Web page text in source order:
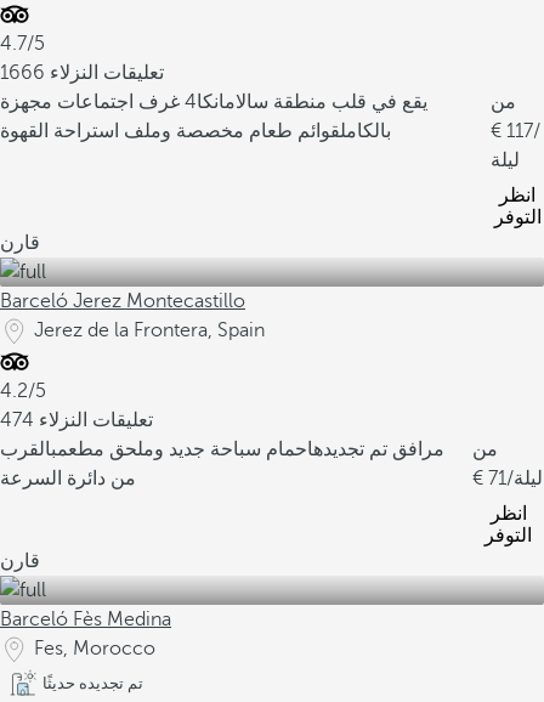
4.7/5
1666 تعليقات النزلاء
يقع في قلب منطقة سالامانكا
4 غرف اجتماعات مجهزة
بالكاملقوائم طعام مخصصة وملف استراحة القهوة
من
117/
ليلة
انظر
التوفر
قارن
Barceló Jerez Montecastillo
Jerez de la Frontera, Spain
4.2/5
474 تعليقات النزلاء
مرافق تم تجديدهاحمام سباحة جديد وملحق مطعمبالقرب
من دائرة السرعة
من
71 /ليلة
انظر
التوفر
قارن
Barceló Fès Medina
Fes, Morocco
تم تجديده حديثًا